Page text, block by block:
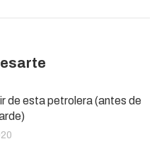
de esta petrolera (antes de